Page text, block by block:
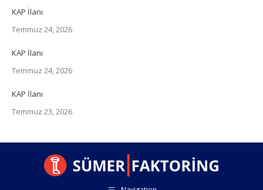
KAP İlanı
Temmuz 24, 2026
KAP İlanı
Temmuz 24, 2026
KAP İlanı
Temmuz 23, 2026